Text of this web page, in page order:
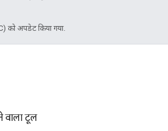
को अपडेट किया गया.
वाला टूल